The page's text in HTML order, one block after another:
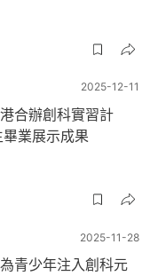
2025-12-11
合辦創科實習計
業展示成果
2025-11-28
青少年注入創科元